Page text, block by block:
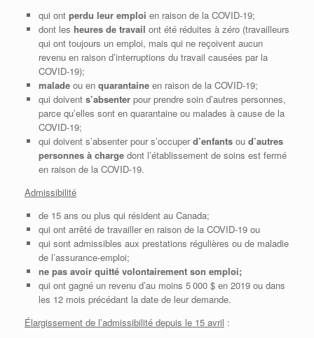
qui ont perdu leur emploi en raison de la COVID-19;
dont les heures de travail ont été réduites à zéro (travailleurs
qui ont toujours un emploi, mais qui ne reçoivent aucun
revenu en raison d’interruptions du travail causées par la
COVID-19);
maladeou en quarantaineen raison de la COVID-19;
qui doivent s’absenter pour prendre soin d’autres personnes,
parce qu’elles sont en quarantaine ou malades à cause de la
COVID-19;
qui doivent s’absenter pour s’occuperd’enfants ou d’autres
personnes à chargedont l’établissement de soins est fermé
en raison de la COVID-19.
Admissibilité
de 15 ans ou plus qui résident au Canada;
qui ont arrêté de travailler en raison de la COVID-19 ou
qui sont admissibles aux prestations régulières ou de maladie
de l’assurance-emploi;
ne pas avoir quitté volontairement son emploi;
qui ont gagné un revenu d’au moins 5 000 $ en 2019 ou dans
les 12 mois précédant la date de leur demande.
Élargissement de l’admissibilité depuis le 15 avril :